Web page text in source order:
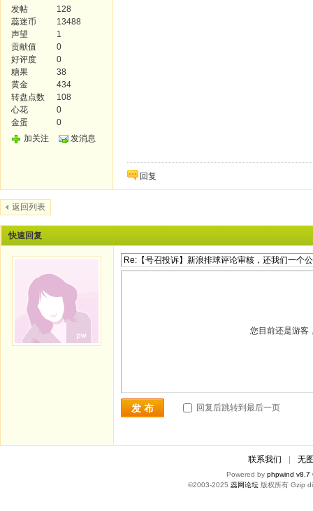
发帖
128
蕊迷币
13488
声望
1
贡献值
0
好评度
0
糖果
38
黄金
434
转盘点数
108
心花
0
金蛋
0
加关注
发消息
回复
返回列表
快速回复
您目前还是游客
发 布 回复后跳转到最后一页
联系我们 无
Powered by phpwind v8.7
©2003-2025 蕊网论坛 版权所有 Gzip